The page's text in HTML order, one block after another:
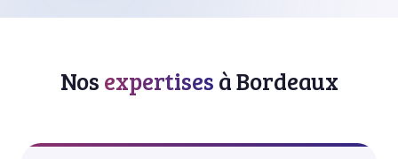
Nosexpertisesà Bordeaux